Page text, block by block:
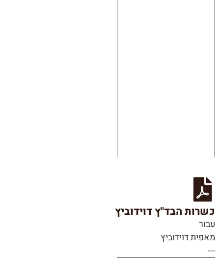
כשרות הבד"ץ דוידוביץ
עבור
מאפית דוידוביץ
---